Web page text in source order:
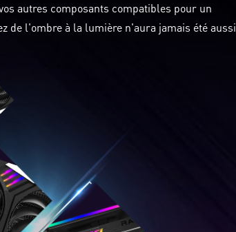
autres composants compatibles pour un
de l'ombre à la lumière n'aura jamais été aussi